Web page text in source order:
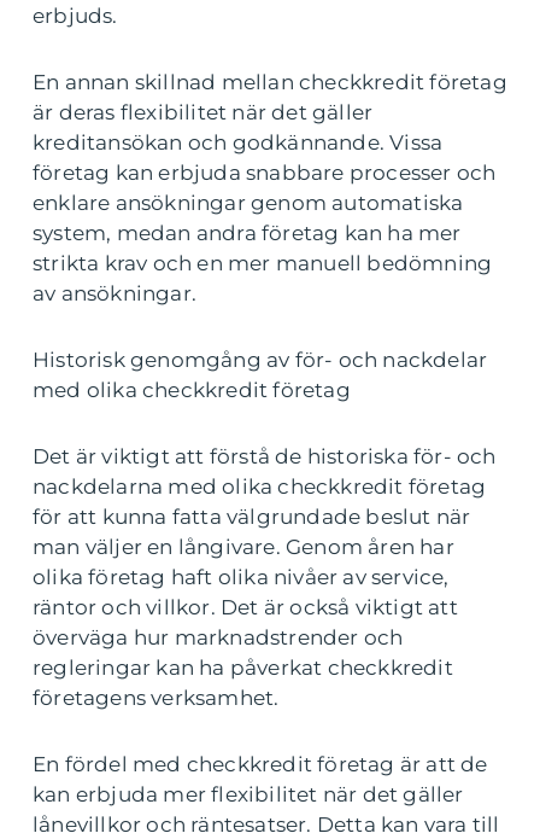
erbjuds.
En annan skillnad mellan checkkredit företag
är deras flexibilitet när det gäller
kreditansökan och godkännande. Vissa
företag kan erbjuda snabbare processer och
enklare ansökningar genom automatiska
system, medan andra företag kan ha mer
strikta krav och en mer manuell bedömning
av ansökningar.
Historisk genomgång av för- och nackdelar
med olika checkkredit företag
Det är viktigt att förstå de historiska för- och
nackdelarna med olika checkkredit företag
för att kunna fatta välgrundade beslut när
man väljer en långivare. Genom åren har
olika företag haft olika nivåer av service,
räntor och villkor. Det är också viktigt att
överväga hur marknadstrender och
regleringar kan ha påverkat checkkredit
företagens verksamhet.
En fördel med checkkredit företag är att de
kan erbjuda mer flexibilitet när det gäller
lånevillkor och räntesatser. Detta kan vara till